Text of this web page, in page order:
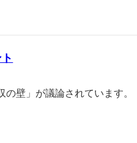
壁」が議論されています。